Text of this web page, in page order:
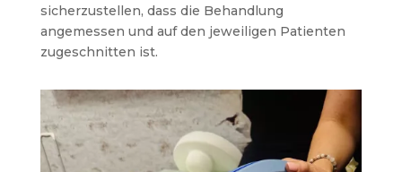
sicherzustellen, dass die Behandlung
angemessen und auf den jeweiligen Patienten
zugeschnitten ist.